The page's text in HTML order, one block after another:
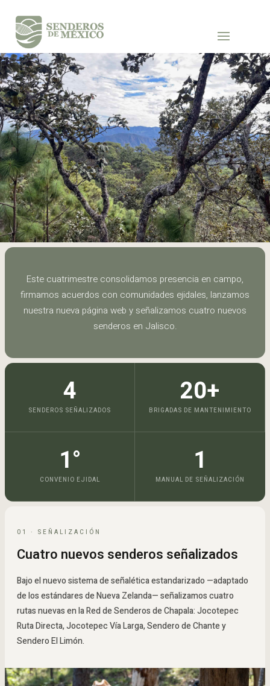
Primer Cuatrimestre
2026
Este cuatrimestre consolidamos presencia en campo,
firmamos acuerdos con comunidades ejidales, lanzamos
nuestra nueva página web y señalizamos cuatro nuevos
senderos en Jalisco.
4
SENDEROS SEÑALIZADOS
20+
BRIGADAS DE MANTENIMIENTO
1°
CONVENIO EJIDAL
1
MANUAL DE SEÑALIZACIÓN
01 · SEÑALIZACIÓN
Cuatro nuevos senderos señalizados
Bajo el nuevo sistema de señalética estandarizado —adaptado
de los estándares de Nueva Zelanda— señalizamos cuatro
rutas nuevas en la Red de Senderos de Chapala: Jocotepec
Ruta Directa, Jocotepec Vía Larga, Sendero de Chante y
Sendero El Limón.